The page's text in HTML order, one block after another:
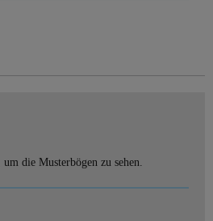
um die Musterbögen zu sehen.